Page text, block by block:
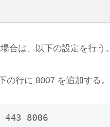
合は、以下の設定を行う。
の行に 8007 を追加する。
8006